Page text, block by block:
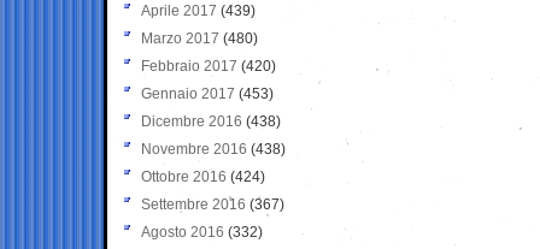
Aprile 2017 (439)
Marzo 2017 (480)
Febbraio 2017 (420)
Gennaio 2017 (453)
Dicembre 2016 (438)
Novembre 2016 (438)
Ottobre 2016 (424)
Settembre 2016 (367)
Agosto 2016 (332)